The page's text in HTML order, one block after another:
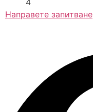
4
Направете запитване